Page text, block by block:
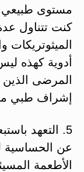
مستوى طبيعي
كنت تتناول
الميثوتريكات
أدوية كهذه
المرضى الذين
إشراف طبي
5. التعهد
عن الحساسية
الأطعمة